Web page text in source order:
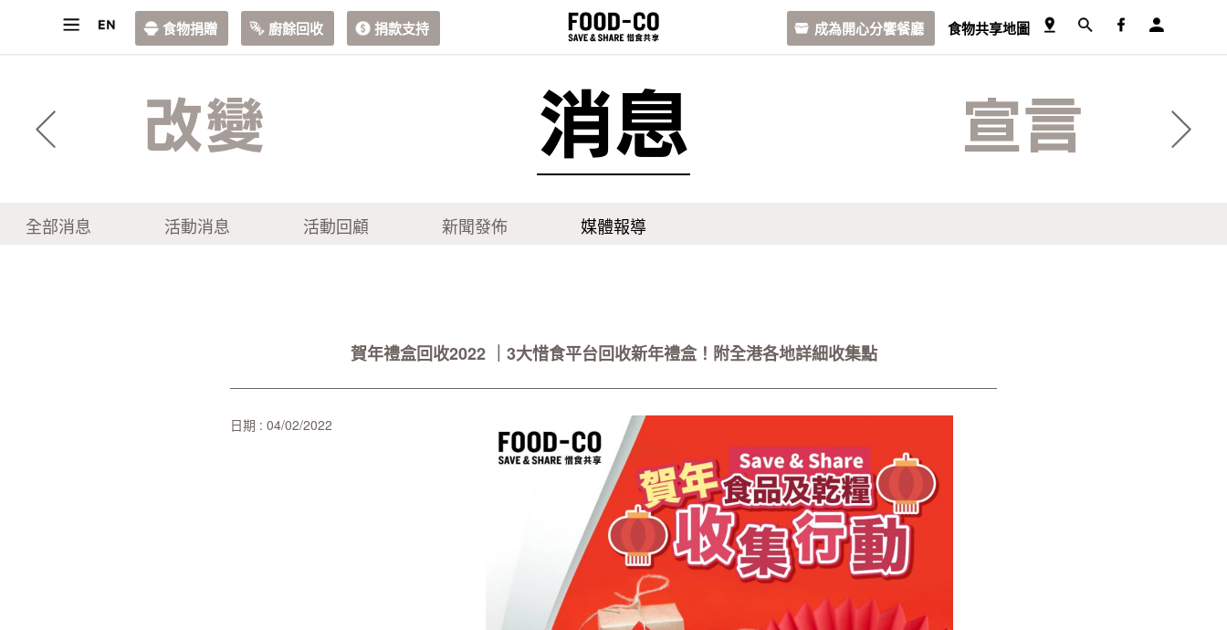
食物捐贈 廚餘回收 捐款支持 成為開心分饗餐廳 食物共享地圖
改變 消息 宣言
全部消息 活動消息 活動回顧 新聞發佈 媒體報導
賀年禮盒回收2022 ｜3大惜食平台回收新年禮盒！附全港各地詳細收集點
日期 : 04/02/2022